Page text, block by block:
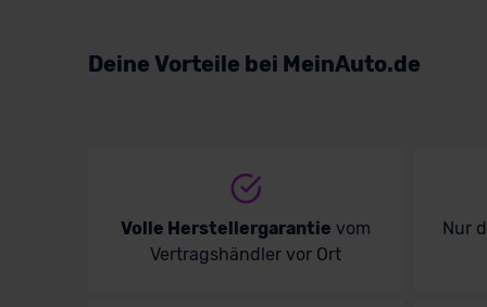
Volvo
Deine Vorteile bei MeinAuto.de
Volle Herstellergarantie vom
Vertragshändler vor Ort
Nur